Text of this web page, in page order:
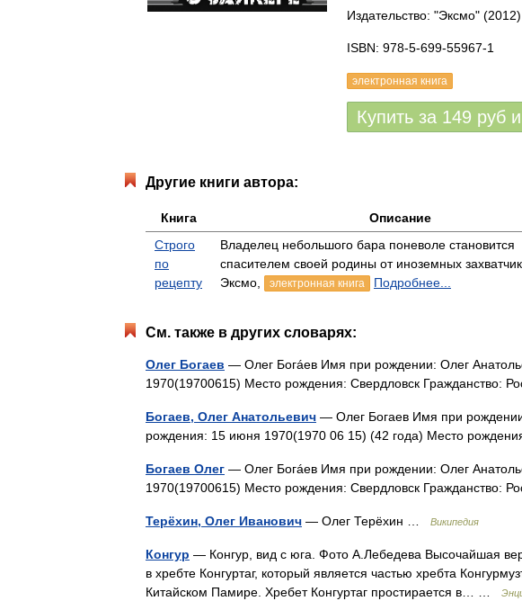
Издательство: "Эксмо" (2012)
ISBN: 978-5-699-55967-1
электронная книга
Купить за 149 руб
Другие книги автора:
Книга Описание
Строго
по
рецепту
Владелец небольшого бара поневоле становится
спасителем своей родины от иноземных
Эксмо,
электронная книга Подробнее...
См. также в других словарях:
Олег Богаев — Олег Богáев Имя при рождении: Олег
1970(19700615) Место рождения: Свердловск Гражданство:
Богаев, Олег Анатольевич — Олег Богаев Имя при
рождения: 15 июня 1970(1970 06 15) (42 года) Место
Богаев Олег — Олег Богáев Имя при рождении: Олег
1970(19700615) Место рождения: Свердловск Гражданство:
Терёхин, Олег Иванович — Олег Терёхин … Википедия
Конгур — Конгур, вид с юга. Фото А.Лебедева Высочайшая
в хребте Конгуртаг, который является частью хребта
Китайском Памире. Хребет Конгуртаг простирается в… …